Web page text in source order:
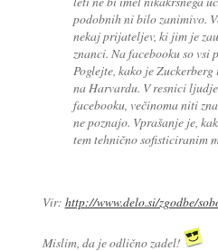
podobnih ni bilo zanimivo.
nekaj prijateljev, ki jim je
znanci. Na facebooku so
Poglejte, kako je
na Harvardu. V resnici
facebooku, večinoma niti
ne poznajo. Vprašanje je,
tem tehnično sofisticiranim
Vir: http://www.delo.si/zgodbe/
Mislim, da je odlično zadel!